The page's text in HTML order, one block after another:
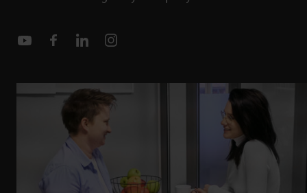
YoutubeFacebookLinkedinInstagram